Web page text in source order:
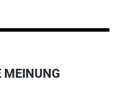
MEINUNG